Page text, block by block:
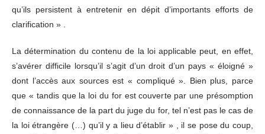
qu’ils persistent à entretenir en dépit d’importants efforts de
clarification » .
La détermination du contenu de la loi applicable peut, en effet,
s’avérer difficile lorsqu’il s’agit d’un droit d’un pays « éloigné »
dont l’accès aux sources est « compliqué ». Bien plus, parce
que « tandis que la loi du for est couverte par une présomption
de connaissance de la part du juge du for, tel n’est pas le cas de
la loi étrangère (…) qu’il y a lieu d’établir » , il se pose du coup,